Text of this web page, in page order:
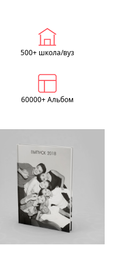
500+ школа/вуз
60000+ Альбом